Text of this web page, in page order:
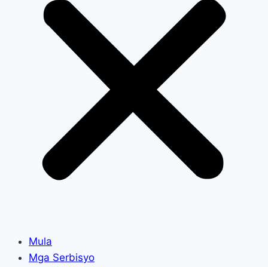
Mula
Mga Serbisyo